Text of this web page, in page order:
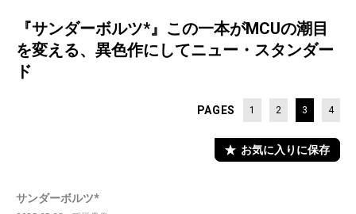
『サンダーボルツ*』この一本がMCUの潮目
を変える、異色作にしてニュー・スタンダー
ド
PAGES 1 2 3 4
お気に入りに保存
サンダーボルツ*